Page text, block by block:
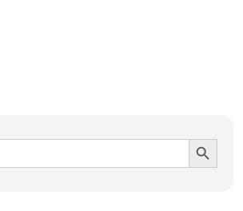
Ir